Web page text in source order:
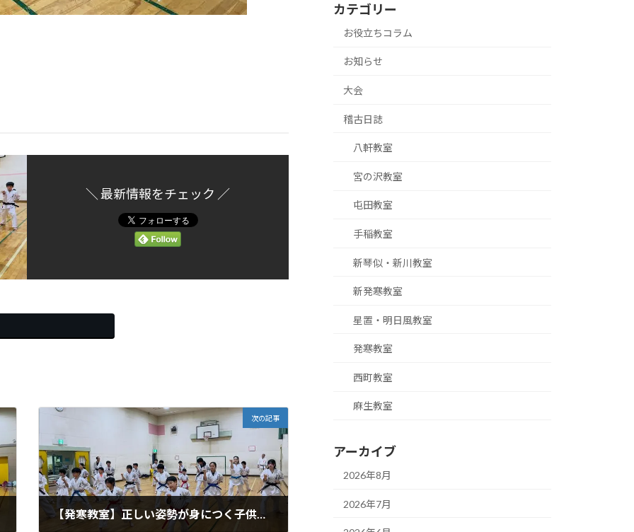
＼ 最新情報をチェック ／
次の記事
【発寒教室】正しい姿勢が身につく子供空手
カテゴリー
お役立ちコラム
お知らせ
大会
稽古日誌
八軒教室
宮の沢教室
屯田教室
手稲教室
新琴似・新川教室
新発寒教室
星置・明日風教室
発寒教室
西町教室
麻生教室
アーカイブ
2026年8月
2026年7月